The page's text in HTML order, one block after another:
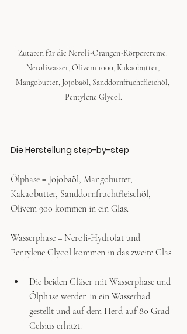
Zutaten für die Neroli-Orangen-Körpercreme:
Neroliwasser, Olivem 1000, Kakaobutter,
Mangobutter, Jojobaöl, Sanddornfruchtfleichöl,
Pentylene Glycol.
Die Herstellung step-by-step
Ölphase = Jojobaöl, Mangobutter,
Kakaobutter, Sanddornfruchtfleischöl,
Olivem 900 kommen in ein Glas.
Wasserphase = Neroli-Hydrolat und
Pentylene Glycol kommen in das zweite Glas.
Die beiden Gläser mit Wasserphase und
Ölphase werden in ein Wasserbad
gestellt und auf dem Herd auf 80 Grad
Celsius erhitzt.